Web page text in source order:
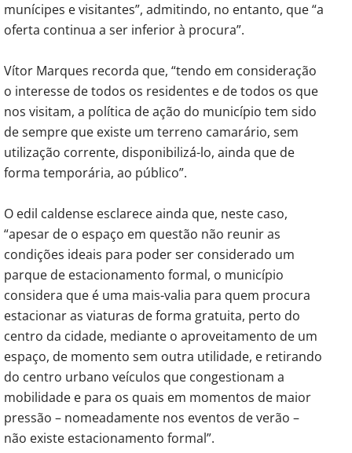
munícipes e visitantes”, admitindo, no entanto, que “a
oferta continua a ser inferior à procura”.
Vítor Marques recorda que, “tendo em consideração
o interesse de todos os residentes e de todos os que
nos visitam, a política de ação do município tem sido
de sempre que existe um terreno camarário, sem
utilização corrente, disponibilizá-lo, ainda que de
forma temporária, ao público”.
O edil caldense esclarece ainda que, neste caso,
“apesar de o espaço em questão não reunir as
condições ideais para poder ser considerado um
parque de estacionamento formal, o município
considera que é uma mais-valia para quem procura
estacionar as viaturas de forma gratuita, perto do
centro da cidade, mediante o aproveitamento de um
espaço, de momento sem outra utilidade, e retirando
do centro urbano veículos que congestionam a
mobilidade e para os quais em momentos de maior
pressão – nomeadamente nos eventos de verão –
não existe estacionamento formal”.